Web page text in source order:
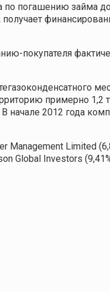
погашению займа
покупателя
примерно 1,2
начале 2012 года
Limited
Global Investors